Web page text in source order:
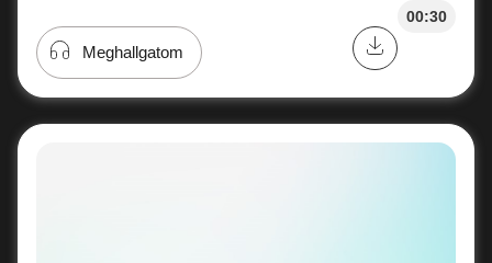
00:30
Meghallgatom